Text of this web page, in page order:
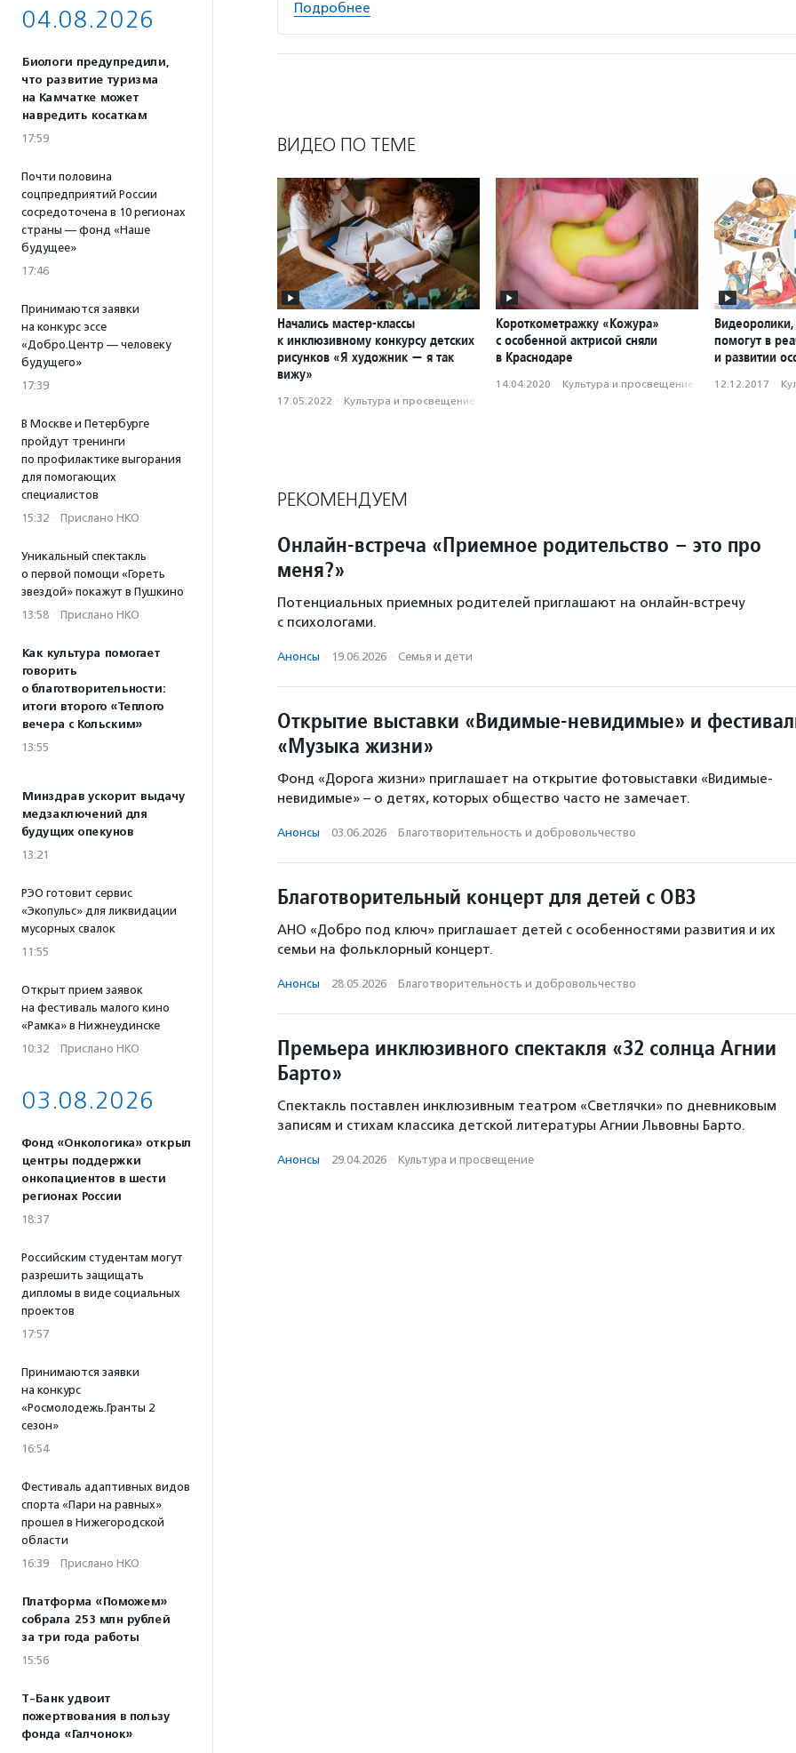
04.08.2026
Биологи предупредили,
что развитие туризма
на Камчатке может
навредить косаткам
17:59
Почти половина
соцпредприятий России
сосредоточена в 10 регионах
страны — фонд «Наше
будущее»
17:46
Принимаются заявки
на конкурс эссе
«Добро.Центр — человеку
будущего»
17:39
В Москве и Петербурге
пройдут тренинги
по профилактике выгорания
для помогающих
специалистов
15:32 · Прислано НКО
Уникальный спектакль
о первой помощи «Гореть
звездой» покажут в Пушкино
13:58 · Прислано НКО
Как культура помогает
говорить
о благотворительности:
итоги второго «Теплого
вечера с Кольским»
13:55
Минздрав ускорит выдачу
медзаключений для
будущих опекунов
13:21
РЭО готовит сервис
«Экопульс» для ликвидации
мусорных свалок
11:55
Открыт прием заявок
на фестиваль малого кино
«Рамка» в Нижнеудинске
10:32 · Прислано НКО
03.08.2026
Фонд «Онкологика» открыл
центры поддержки
онкопациентов в шести
регионах России
18:37
Российским студентам могут
разрешить защищать
дипломы в виде социальных
проектов
17:57
Принимаются заявки
на конкурс
«Росмолодежь.Гранты 2
сезон»
16:54
Фестиваль адаптивных видов
спорта «Пари на равных»
прошел в Нижегородской
области
16:39 · Прислано НКО
Платформа «Поможем»
собрала 253 млн рублей
за три года работы
15:56
Т-Банк удвоит
пожертвования в пользу
фонда «Галчонок»
Подробнее
ВИДЕО ПО ТЕМЕ
Начались мастер-классы
к инклюзивному конкурсу детских
рисунков «Я художник — я так
вижу»
17.05.2022 · Культура и просвещение
Короткометражку «Кожура»
с особенной актрисой сняли
в Краснодаре
14.04.2020 · Культура и просвещение
помогут в
и развитии
12.12.2017 ·
РЕКОМЕНДУЕМ
Онлайн-встреча «Приемное родительство – это про
меня?»
Потенциальных приемных родителей приглашают на онлайн-встречу
с психологами.
Анонсы · 19.06.2026 · Семья и дети
Открытие выставки «Видимые-невидимые» и
«Музыка жизни»
Фонд «Дорога жизни» приглашает на открытие фотовыставки «Видимые-
невидимые» – о детях, которых общество часто не замечает.
Анонсы · 03.06.2026 · Благотвори­тель­ность и доброволь­чест­во
Благотворительный концерт для детей с ОВЗ
АНО «Добро под ключ» приглашает детей с особенностями развития и их
семьи на фольклорный концерт.
Анонсы · 28.05.2026 · Благотвори­тель­ность и доброволь­чест­во
Премьера инклюзивного спектакля «32 солнца Агнии
Барто»
Спектакль поставлен инклюзивным театром «Светлячки» по дневниковым
записям и стихам классика детской литературы Агнии Львовны Барто.
Анонсы · 29.04.2026 · Культура и просвещение